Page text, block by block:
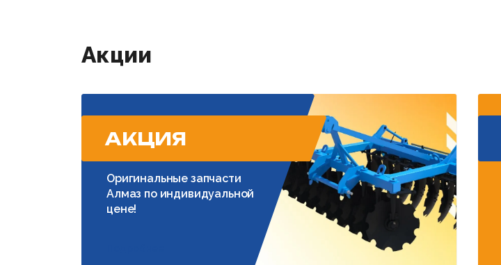
Акции
АКЦИЯ
Оригинальные запчасти
Алмаз по индивидуальной
цене!